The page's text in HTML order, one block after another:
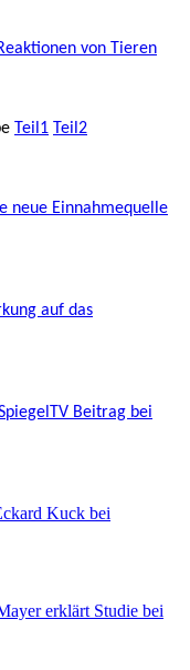
von Tieren
Teil1 Teil2
neue Einnahmequelle
auf das
Beitrag bei
Kuck bei
erklärt Studie bei